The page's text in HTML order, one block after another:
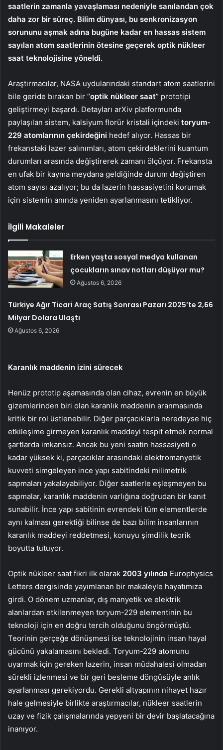
saatlerin zamanla yavaşlaması nedeniyle sanılandan çok
daha zor bir süreç. Bilim dünyası, bu senkronizasyon
sorununu aşmak adına bugüne kadar en hassas sistem
sayılan atom saatlerinin ötesine geçerek optik nükleer
saat teknolojisine yöneldi.
Araştırmacılar, NASA uydularındaki standart atom saatlerini
bile geride bırakan bir “optik nükleer saat” prototipi
geliştirmeyi başardı. Detayları arXiv platformunda
paylaşılan sistem, kalsiyum florür kristali içindeki toryum-
229 atomlarının çekirdeğini hedef alıyor. Hassas bir
frekanstaki lazer salınımları, atom çekirdeklerini kuantum
durumları arasında değiştirerek zamanı ölçüyor. Frekansta
en ufak bir kayma meydana geldiğinde durum değiştiren
atom sayısı azalıyor; bu da lazerin hassasiyetini korumak
için sistemin anında yeniden ayarlanmasını tetikliyor.
İlgili Makaleler
Erken yaşta sosyal medya kullanan
çocukların sınav notları düşüyor mu?
Ağustos 6, 2026
Türkiye Ağır Ticari Araç Satış Sonrası Pazarı 2025’te 2,66
Milyar Dolara Ulaştı
Ağustos 6, 2026
Karanlık maddenin izini sürecek
Henüz prototip aşamasında olan cihaz, evrenin en büyük
gizemlerinden biri olan karanlık maddenin aranmasında
kritik bir rol üstlenebilir. Diğer parçacıklarla neredeyse hiç
etkileşime girmeyen karanlık maddeyi tespit etmek normal
şartlarda imkansız. Ancak bu yeni saatin hassasiyeti o
kadar yüksek ki, parçacıklar arasındaki elektromanyetik
kuvveti simgeleyen ince yapı sabitindeki milimetrik
sapmaları yakalayabiliyor. Diğer saatlerle eşleşmeyen bu
sapmalar, karanlık maddenin varlığına doğrudan bir kanıt
sunabilir. İnce yapı sabitinin evrendeki tüm elementlerde
aynı kalması gerektiği bilinse de bazı bilim insanlarının
karanlık maddeyi reddetmesi, konuyu şimdilik teorik
boyutta tutuyor.
Optik nükleer saat fikri ilk olarak 2003 yılında Europhysics
Letters dergisinde yayımlanan bir makaleyle hayatımıza
girdi. O dönem uzmanlar, dış manyetik ve elektrik
alanlardan etkilenmeyen toryum-229 elementinin bu
teknoloji için en doğru tercih olduğunu öngörmüştü.
Teorinin gerçeğe dönüşmesi ise teknolojinin insan hayal
gücünü yakalamasını bekledi. Toryum-229 atomunu
uyarmak için gereken lazerin, insan müdahalesi olmadan
sürekli izlenmesi ve bir geri besleme döngüsüyle anlık
ayarlanması gerekiyordu. Gerekli altyapının nihayet hazır
hale gelmesiyle birlikte araştırmacılar, nükleer saatlerin
uzay ve fizik çalışmalarında yepyeni bir devir başlatacağına
inanıyor.